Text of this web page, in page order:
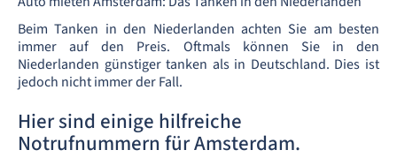
Beim Tanken in den Niederlanden achten Sie am besten
immer auf den Preis. Oftmals können Sie in den
Niederlanden günstiger tanken als in Deutschland. Dies ist
jedoch nicht immer der Fall.
Hier sind einige hilfreiche
Notrufnummern für Amsterdam.